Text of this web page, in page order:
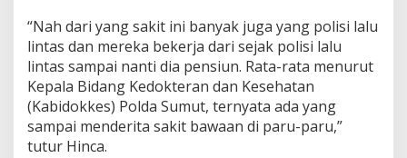
“Nah dari yang sakit ini banyak juga yang polisi lalu
lintas dan mereka bekerja dari sejak polisi lalu
lintas sampai nanti dia pensiun. Rata-rata menurut
Kepala Bidang Kedokteran dan Kesehatan
(Kabidokkes) Polda Sumut, ternyata ada yang
sampai menderita sakit bawaan di paru-paru,”
tutur Hinca.